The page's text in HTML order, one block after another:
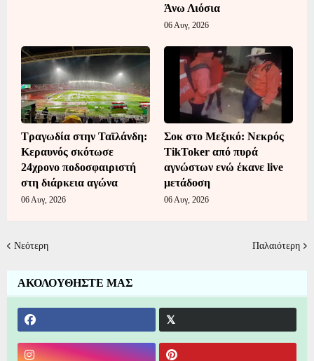
Άνω Λιόσια
06 Αυγ, 2026
Τραγωδία στην Ταϊλάνδη:
Κεραυνός σκότωσε
24χρονο ποδοσφαιριστή
στη διάρκεια αγώνα
06 Αυγ, 2026
Σοκ στο Μεξικό: Νεκρός
TikToker από πυρά
αγνώστων ενώ έκανε live
μετάδοση
06 Αυγ, 2026
Νεότερη Παλαιότερη
ΑΚΟΛΟΥΘΗΣΤΕ ΜΑΣ